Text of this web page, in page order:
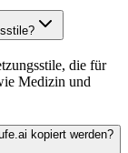
die für
Medizin und
kopiert werden?